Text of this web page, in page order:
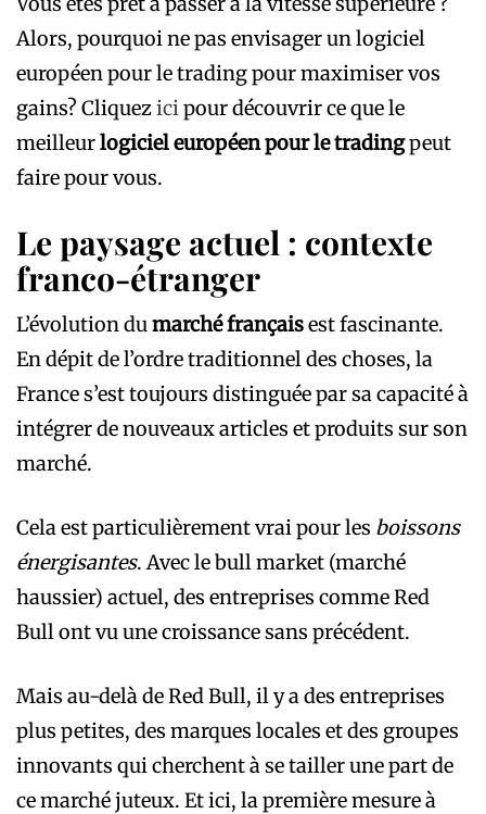
Alors, pourquoi ne pas envisager un logiciel
européen pour le trading pour maximiser vos
gains? Cliquezicipour découvrir ce que le
meilleurlogiciel européen pour le tradingpeut
faire pour vous.
Le paysage actuel : contexte
franco-étranger
L’évolution dumarché françaisest fascinante.
En dépit de l’ordre traditionnel des choses, la
France s’est toujours distinguée par sa capacité à
intégrer de nouveaux articles et produits sur son
marché.
Cela est particulièrement vrai pour les boissons
énergisantes. Avec le bull market (marché
haussier) actuel, des entreprises comme Red
Bull ont vu une croissance sans précédent.
Mais au-delà de Red Bull, il y a des entreprises
plus petites, des marques locales et des groupes
innovants qui cherchent à se tailler une part de
ce marché juteux. Et ici, la première mesure à